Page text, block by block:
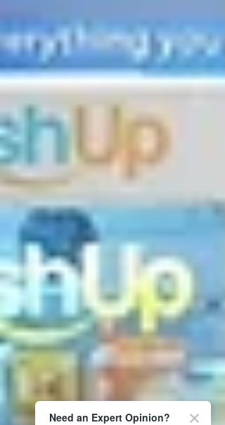
Need an Expert Opinion?